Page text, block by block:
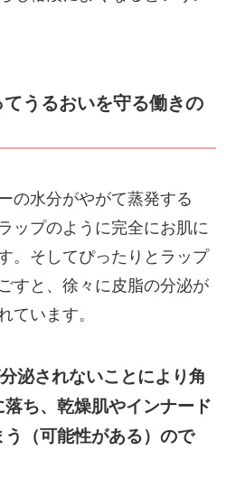
うるおいを守る働きの
の水分がやがて蒸発する
ップのように完全にお肌に
。そしてぴったりとラップ
すと、徐々に皮脂の分泌が
ています。
泌されないことにより角
ち、乾燥肌やインナード
（可能性がある）ので